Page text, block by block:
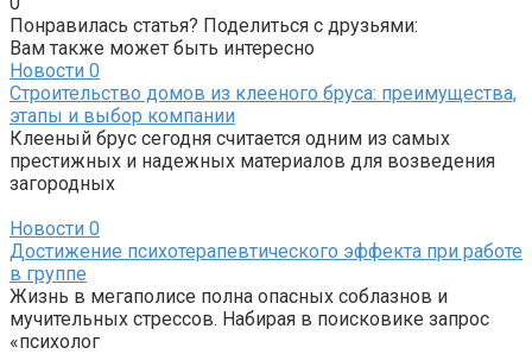
Понравилась статья? Поделиться с друзьями:
Вам также может быть интересно
Новости 0
Строительство домов из клееного бруса: преимущества,
этапы и выбор компании
Клееный брус сегодня считается одним из самых
престижных и надежных материалов для возведения
загородных
Новости 0
Достижение психотерапевтического эффекта при работе
в группе
Жизнь в мегаполисе полна опасных соблазнов и
мучительных стрессов. Набирая в поисковике запрос
«психолог